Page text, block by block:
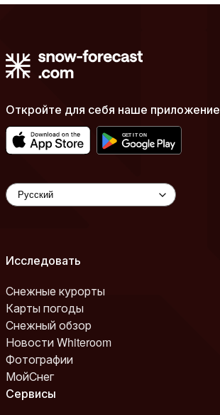
Откройте для себя наше приложение
Исследовать
Снежные курорты
Карты погоды
Снежный обзор
Новости Whiteroom
Фотографии
МойСнег
Сервисы